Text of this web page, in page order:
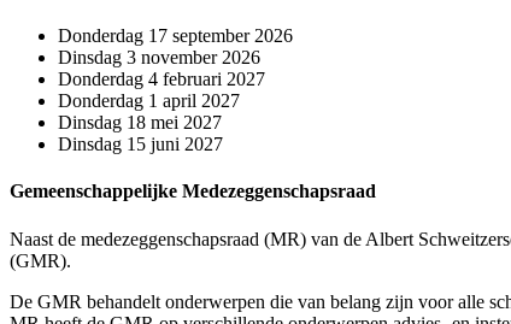
Donderdag 17 september 2026
Dinsdag 3 november 2026
Donderdag 4 februari 2027
Donderdag 1 april 2027
Dinsdag 18 mei 2027
Dinsdag 15 juni 2027
Gemeenschappelijke Medezeggenschapsraad
Naast de medezeggenschapsraad (MR) van de Albert
(GMR).
De GMR behandelt onderwerpen die van belang zijn voor alle